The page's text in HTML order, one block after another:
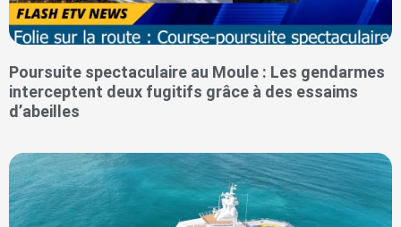
Poursuite spectaculaire au Moule : Les gendarmes
interceptent deux fugitifs grâce à des essaims
d’abeilles